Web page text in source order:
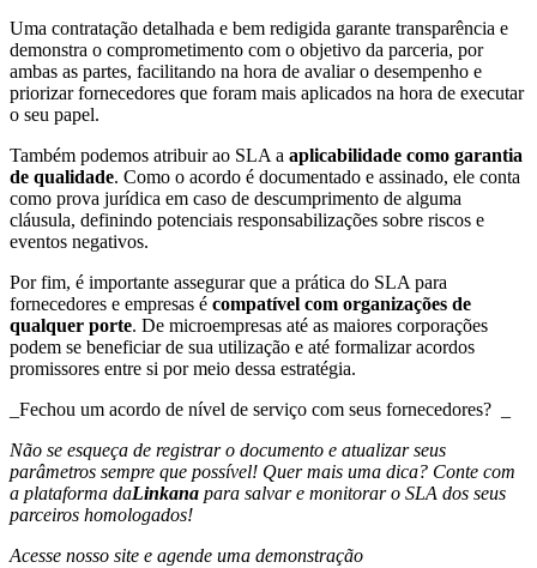
Uma contratação detalhada e bem redigida garante transparência e
demonstra o comprometimento com o objetivo da parceria, por
ambas as partes, facilitando na hora de avaliar o desempenho e
priorizar fornecedores que foram mais aplicados na hora de executar
o seu papel.
Também podemos atribuir ao SLA a aplicabilidade como garantia
de qualidade. Como o acordo é documentado e assinado, ele conta
como prova jurídica em caso de descumprimento de alguma
cláusula, definindo potenciais responsabilizações sobre riscos e
eventos negativos.
Por fim, é importante assegurar que a prática do SLA para
fornecedores e empresas é compatível com organizações de
qualquer porte. De microempresas até as maiores corporações
podem se beneficiar de sua utilização e até formalizar acordos
promissores entre si por meio dessa estratégia.
_Fechou um acordo de nível de serviço com seus fornecedores? _
Não se esqueça de registrar o documento e atualizar seus
parâmetros sempre que possível! Quer mais uma dica? Conte com
a plataforma daLinkana para salvar e monitorar o SLA dos seus
parceiros homologados!
Acesse nosso site e agende uma demonstração